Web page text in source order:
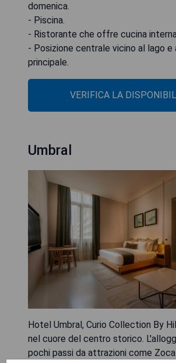
domenica.
- Piscina.
- Ristorante che offre cucina
- Posizione centrale vicino al lago e
principale.
VERIFICA LA
Umbral
Hotel Umbral, Curio Collection By
nel cuore del centro storico.
pochi passi da attrazioni come